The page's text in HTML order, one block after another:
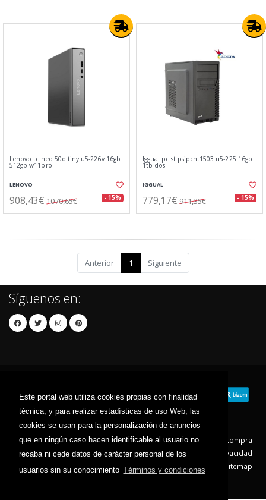
Este portal web utiliza cookies propias con finalidad
técnica, y para realizar estadísticas de uso Web, las
cookies se usan para la personalización de anuncios
que en ningún caso hacen identificable al usuario no
recaba ni cede datos de carácter personal de los
usuarios sin su conocimiento Términos y condiciones
Lenovo tc neo 50q tiny u5-226v 16gb
512gb w11pro
LENOVO
908,43€ 1070,65€ - 15%
Iggual pc st psipcht1503 u5-225 16gb
1tb dos
IGGUAL
779,17€ 911,35€ - 15%
Anterior 1 Siguiente
Síguenos en:
Contacto Aviso Legal
Condiciones de compra
Política de envíos
Política de devolución
Política de Privacidad
Política de Cookies
Sitemap